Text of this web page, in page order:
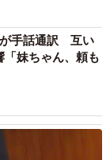
が手話通訳 互い
「妹ちゃん、頼も